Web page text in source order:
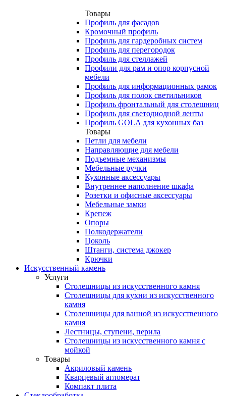
Товары
Профиль для фасадов
Кромочный профиль
Профиль для гардеробных систем
Профиль для перегородок
Профиль для стеллажей
Профили для рам и опор корпусной
мебели
Профиль для информационных рамок
Профиль для полок светильников
Профиль фронтальный для столешниц
Профиль для светодиодной ленты
Профиль GOLA для кухонных баз
Товары
Петли для мебели
Направляющие для мебели
Подъемные механизмы
Мебельные ручки
Кухонные аксессуары
Внутреннее наполнение шкафа
Розетки и офисные аксессуары
Мебельные замки
Крепеж
Опоры
Полкодержатели
Цоколь
Штанги, система джокер
Крючки
Искусственный камень
Услуги
Столешницы из искусственного камня
Столешницы для кухни из искусственного
камня
Столешницы для ванной из искусственного
камня
Лестницы, ступени, перила
Столешницы из искусственного камня с
мойкой
Товары
Акриловый камень
Кварцевый агломерат
Компакт плита